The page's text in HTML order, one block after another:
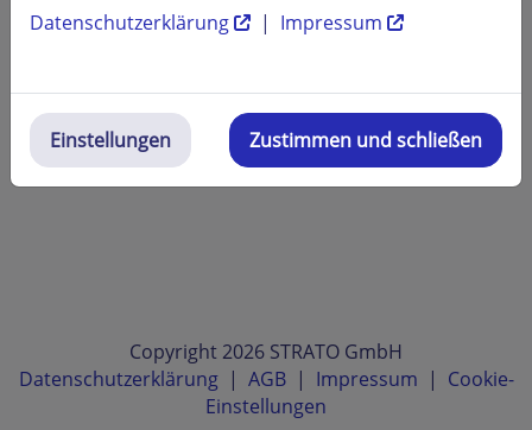
Copyright 2026 STRATO GmbH
Datenschutzerklärung | AGB | Impressum | Cookie-
Einstellungen
Datenschutzerklärung
| Impressum
Einstellungen Zustimmen und schließen